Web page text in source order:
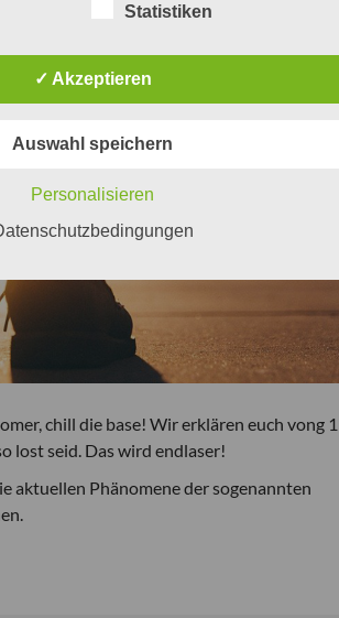
chill die base! Wir erklären euch vong 1
lost seid. Das wird endlaser!
aktuellen Phänomene der sogenannten
Statistiken
✓ Akzeptieren
Auswahl speichern
Personalisieren